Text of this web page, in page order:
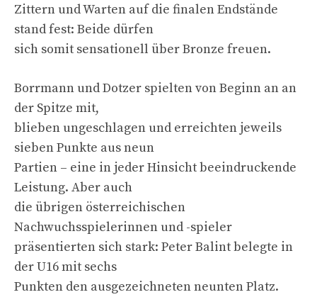
Zittern und Warten auf die finalen Endstände
stand fest: Beide dürfen
sich somit sensationell über Bronze freuen.
Borrmann und Dotzer spielten von Beginn an an
der Spitze mit,
blieben ungeschlagen und erreichten jeweils
sieben Punkte aus neun
Partien – eine in jeder Hinsicht beeindruckende
Leistung. Aber auch
die übrigen österreichischen
Nachwuchsspielerinnen und -spieler
präsentierten sich stark: Peter Balint belegte in
der U16 mit sechs
Punkten den ausgezeichneten neunten Platz.